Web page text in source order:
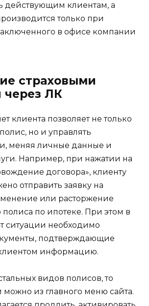
действующим клиентам, а
только при
в офисе компании
страховыми
через ЛК
клиента позволяет не только
но и управлять
меняя личные данные и
Например, при нажатии на
договора», клиенту
отправить заявку на
или расторжение
по ипотеке. При этом в
ситуации необходимо
подтверждающие
информацию.
видов полисов, то
можно из главного меню сайта.